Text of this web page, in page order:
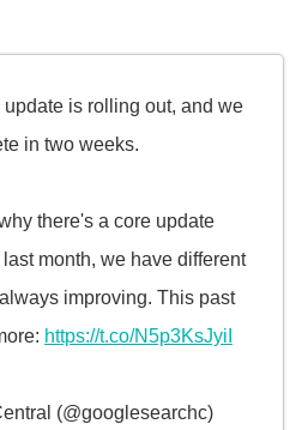
is rolling out, and we
in two weeks.
there's a core update
month, we have different
improving. This past
https://t.co/N5p3KsJyiI
(@googlesearchc)